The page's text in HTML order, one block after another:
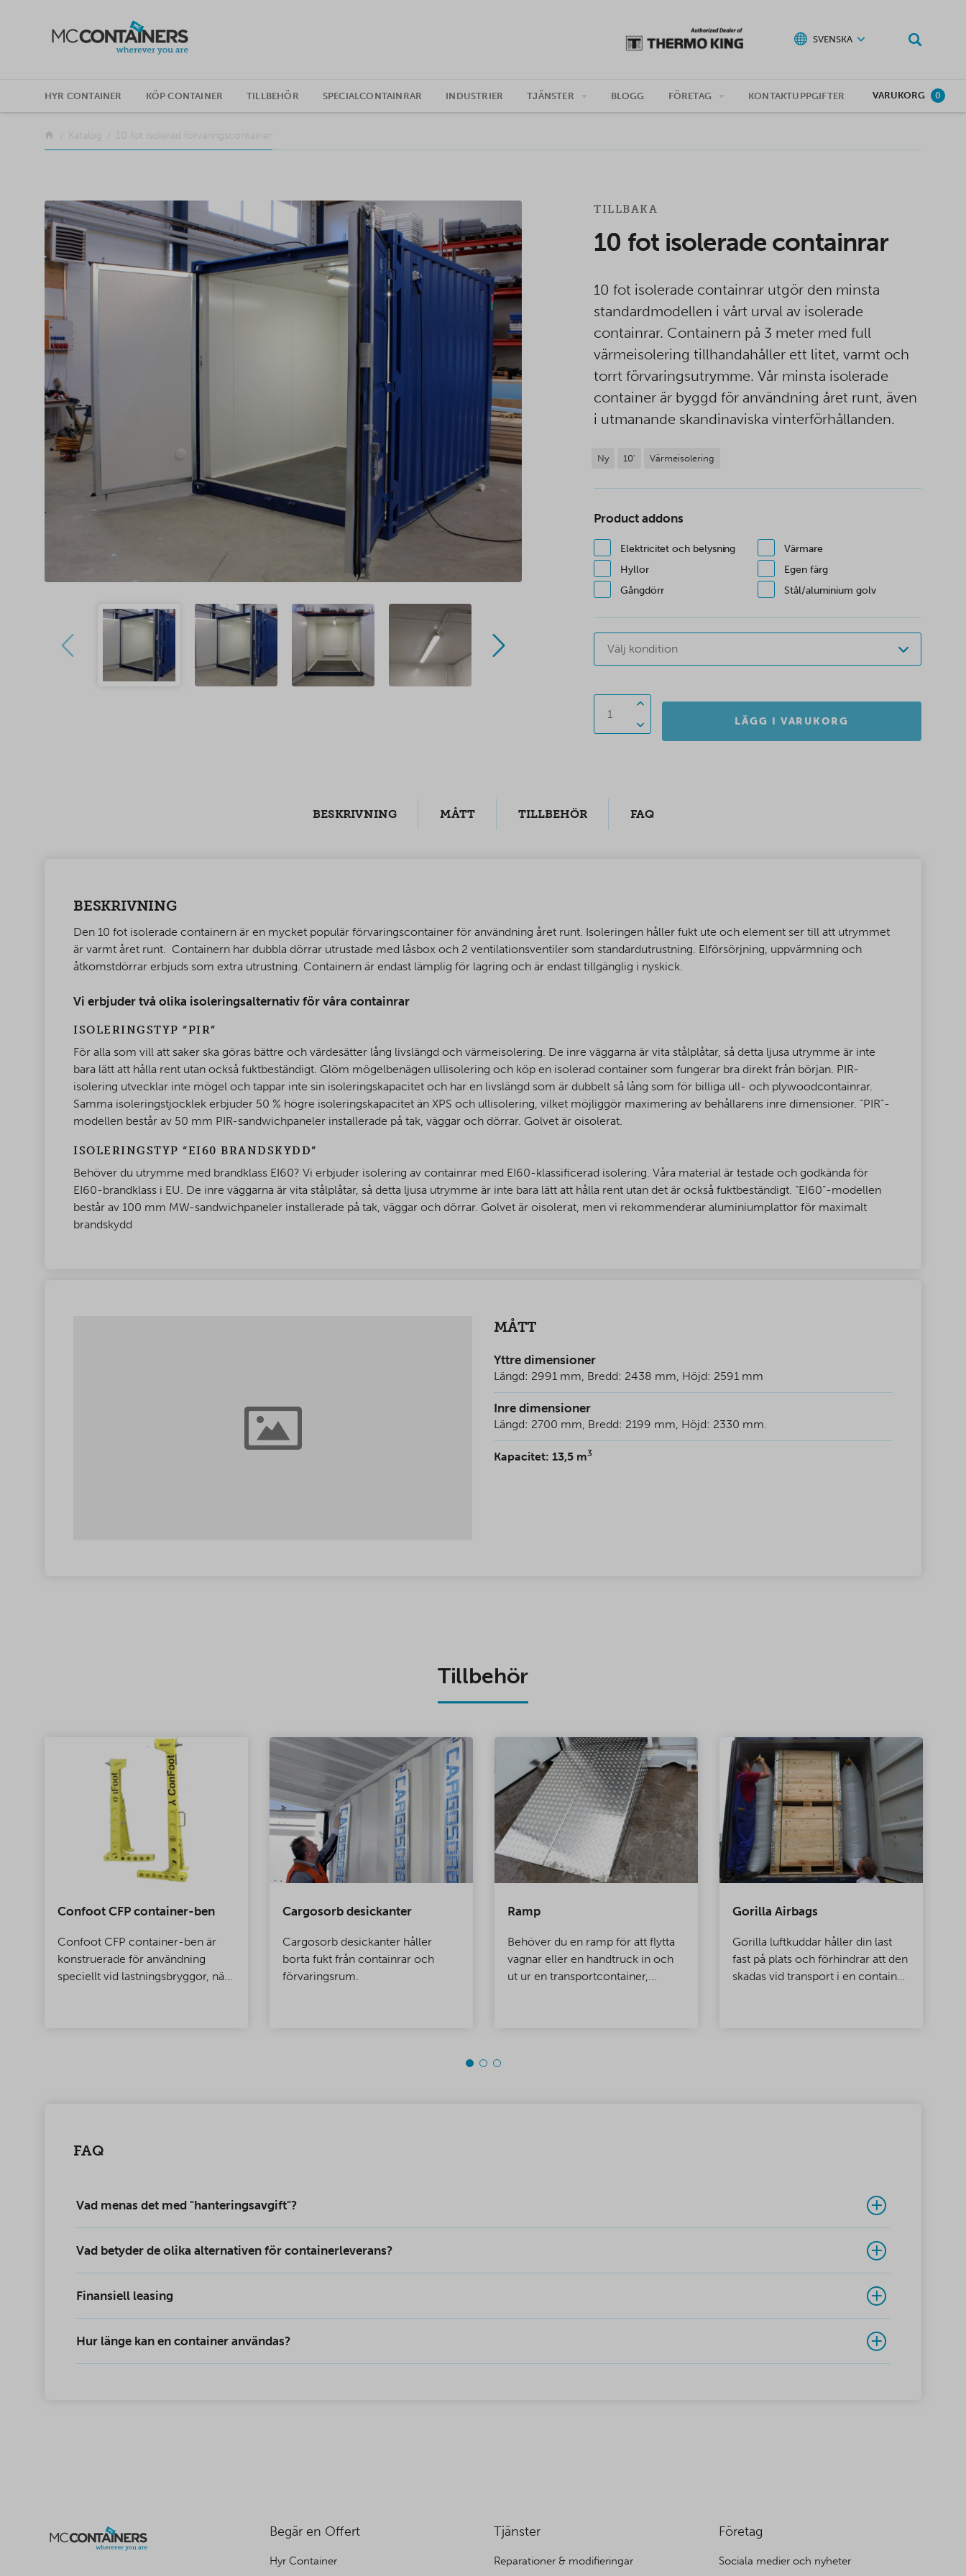
SVENSKA
HYR CONTAINER KÖP CONTAINER TILLBEHÖR SPECIALCONTAINRAR INDUSTRIER TJÄNSTER BLOGG FÖRETAG KONTAKTUPPGIFTER VARUKORG 0
Tillbaka
Katalog 10 fot isolerad förvaringscontainer
TILLBAKA
10 fot isolerade containrar
10 fot isolerade containrar utgör den minsta
standardmodellen i vårt urval av isolerade
containrar. Containern på 3 meter med full
värmeisolering tillhandahåller ett litet, varmt och
torrt förvaringsutrymme. Vår minsta isolerade
container är byggd för användning året runt, även
i utmanande skandinaviska vinterförhållanden.
Ny 10' Värmeisolering
Product addons
Elektricitet och belysning
Värmare
Hyllor
Egen färg
Gångdörr
Stål/aluminium golv
Välj kondition
LÄGG I VARUKORG
BESKRIVNING MÅTT TILLBEHÖR FAQ
BESKRIVNING
Den 10 fot isolerade containern är en mycket populär förvaringscontainer för användning året runt. Isoleringen håller fukt ute och element ser till att utrymmet
är varmt året runt. Containern har dubbla dörrar utrustade med låsbox och 2 ventilationsventiler som standardutrustning. Elförsörjning, uppvärmning och
åtkomstdörrar erbjuds som extra utrustning. Containern är endast lämplig för lagring och är endast tillgänglig i nyskick.
Vi erbjuder två olika isoleringsalternativ för våra containrar
ISOLERINGSTYP “PIR”
För alla som vill att saker ska göras bättre och värdesätter lång livslängd och värmeisolering. De inre väggarna är vita stålplåtar, så detta ljusa utrymme är inte
bara lätt att hålla rent utan också fuktbeständigt. Glöm mögelbenägen ullisolering och köp en isolerad container som fungerar bra direkt från början. PIR-
isolering utvecklar inte mögel och tappar inte sin isoleringskapacitet och har en livslängd som är dubbelt så lång som för billiga ull- och plywoodcontainrar.
Samma isoleringstjocklek erbjuder 50 % högre isoleringskapacitet än XPS och ullisolering, vilket möjliggör maximering av behållarens inre dimensioner. “PIR”-
modellen består av 50 mm PIR-sandwichpaneler installerade på tak, väggar och dörrar. Golvet är oisolerat.
ISOLERINGSTYP “EI60 BRANDSKYDD”
Behöver du utrymme med brandklass EI60? Vi erbjuder isolering av containrar med EI60-klassificerad isolering. Våra material är testade och godkända för
EI60-brandklass i EU. De inre väggarna är vita stålplåtar, så detta ljusa utrymme är inte bara lätt att hålla rent utan det är också fuktbeständigt. “EI60”-modellen
består av 100 mm MW-sandwichpaneler installerade på tak, väggar och dörrar. Golvet är oisolerat, men vi rekommenderar aluminiumplattor för maximalt
brandskydd
MÅTT
Yttre dimensioner
Längd: 2991 mm, Bredd: 2438 mm, Höjd: 2591 mm
Inre dimensioner
Längd: 2700 mm, Bredd: 2199 mm, Höjd: 2330 mm.
Kapacitet: 13,5 m3
Tillbehör
Confoot CFP container-ben
Confoot CFP container-ben är
konstruerade för användning
speciellt vid lastningsbryggor, när
Cargosorb desickanter
Cargosorb desickanter håller
borta fukt från containrar och
förvaringsrum.
Ramp
Behöver du en ramp för att flytta
vagnar eller en handtruck in och
ut ur en transportcontainer,
Gorilla Airbags
Gorilla luftkuddar håller din last
fast på plats och förhindrar att den
skadas vid transport i en container.
FAQ
Vad menas det med "hanteringsavgift"?
Vad betyder de olika alternativen för containerleverans?
Finansiell leasing
Hur länge kan en container användas?
Begär en Offert
Hyr Container
Tjänster
Reparationer & modifieringar
Företag
Sociala medier och nyheter